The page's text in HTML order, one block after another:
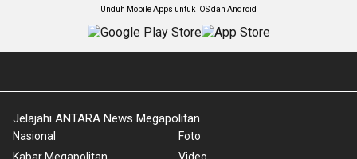
Unduh Mobile Apps untuk iOS dan Android
Jelajahi ANTARA News Megapolitan
Nasional
Foto